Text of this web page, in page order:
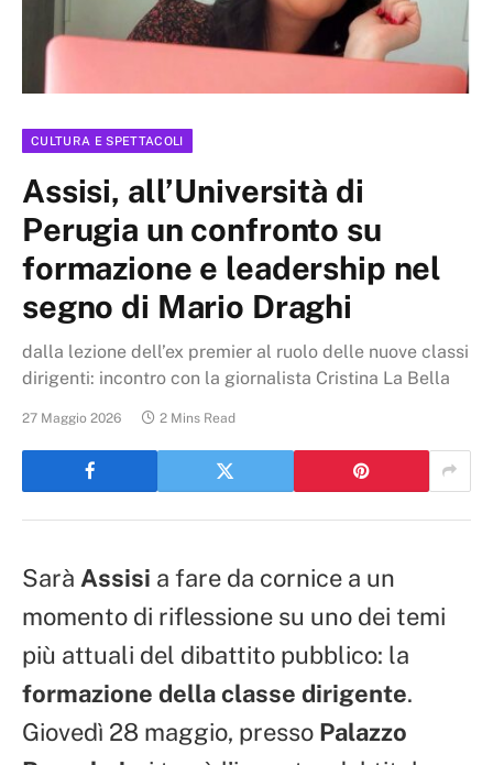
CULTURA E SPETTACOLI
Assisi, all’Università di
Perugia un confronto su
formazione e leadership nel
segno di Mario Draghi
dalla lezione dell’ex premier al ruolo delle nuove classi
dirigenti: incontro con la giornalista Cristina La Bella
27 Maggio 2026 2 Mins Read
Sarà Assisi a fare da cornice a un
momento di riflessione su uno dei temi
più attuali del dibattito pubblico: la
formazione della classe dirigente.
Giovedì 28 maggio, presso Palazzo